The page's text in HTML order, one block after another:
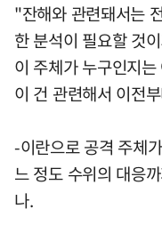
"잔해와 관련돼서는
한 분석이 필요할 것
이 주체가 누구인지
이 건 관련해서 이전
-이란으로 공격 주체
느 정도 수위의 대응
나.